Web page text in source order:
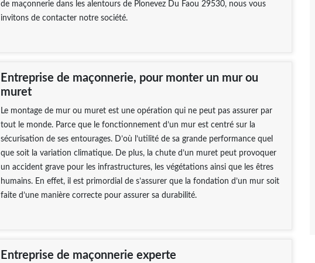
de maçonnerie dans les alentours de Plonevez Du Faou 29530, nous vous
invitons de contacter notre société.
Entreprise de maçonnerie, pour monter un mur ou
muret
Le montage de mur ou muret est une opération qui ne peut pas assurer par
tout le monde. Parce que le fonctionnement d’un mur est centré sur la
sécurisation de ses entourages. D’où l’utilité de sa grande performance quel
que soit la variation climatique. De plus, la chute d’un muret peut provoquer
un accident grave pour les infrastructures, les végétations ainsi que les êtres
humains. En effet, il est primordial de s’assurer que la fondation d’un mur soit
faite d’une manière correcte pour assurer sa durabilité.
Entreprise de maçonnerie experte